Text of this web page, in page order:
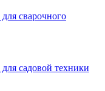
сварочного
садовой техники